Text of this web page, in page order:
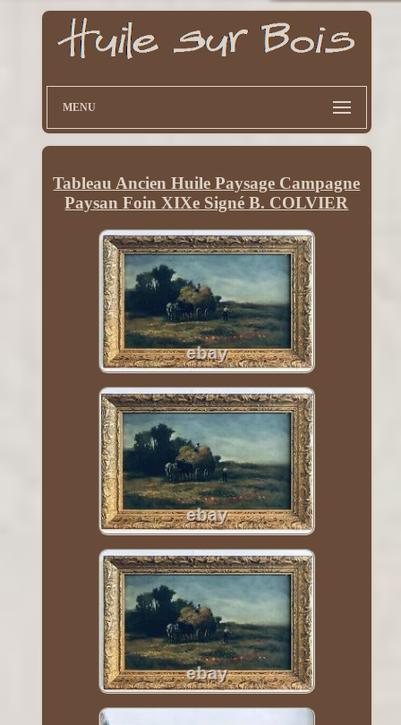
MENU
Tableau Ancien Huile Paysage Campagne
Paysan Foin XIXe Signé B. COLVIER